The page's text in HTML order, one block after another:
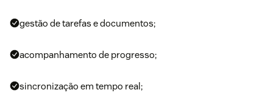
gestão de tarefas e documentos;
acompanhamento de progresso;
sincronização em tempo real;